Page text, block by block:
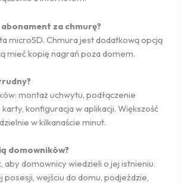
abonament za chmurę?
microSD. Chmura jest dodatkową opcją
mieć kopię nagrań poza domem.
montaż uchwytu, podłączenie
konfiguracja w aplikacji. Większość
w kilkanaście minut.
domowników?
aby domownicy wiedzieli o jej istnieniu.
posesji, wejściu do domu, podjeździe,